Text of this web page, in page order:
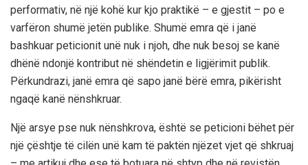
performativ, në një kohë kur kjo praktikë – e gjestit – po e
varfëron shumë jetën publike. Shumë emra që i janë
bashkuar peticionit unë nuk i njoh, dhe nuk besoj se kanë
dhënë ndonjë kontribut në shëndetin e ligjërimit publik.
Përkundrazi, janë emra që sapo janë bërë emra, pikërisht
ngaqë kanë nënshkruar.
Një arsye pse nuk nënshkrova, është se peticioni bëhet për
një çështje të cilën unë kam të paktën njëzet vjet që shkruaj